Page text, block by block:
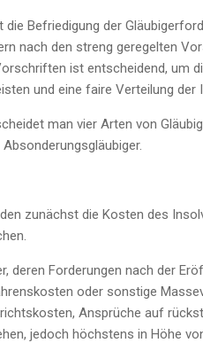
Befriedigung der
nach den streng geregelten
ist entscheidend, um
und eine faire Verteilung
man vier Arten von
zunächst die Kosten des
deren Forderungen nach der
oder sonstige
Ansprüche auf
jedoch höchstens in Höhe